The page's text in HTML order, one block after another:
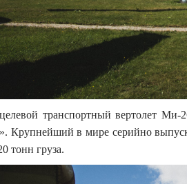
транспортный вертолет Ми-
Крупнейший в мире серийно
тонн груза.